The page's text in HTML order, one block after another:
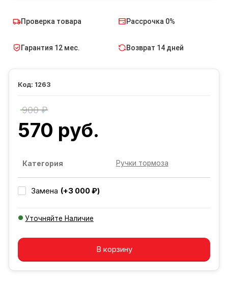
Проверка товара Рассрочка 0%
Гарантия 12 мес. Возврат 14 дней
1263
900 ₽
570 руб.
Категория Ручки тормоза
Замена (+3 000 ₽)
Уточняйте Наличие
Добавляется...
В корзину